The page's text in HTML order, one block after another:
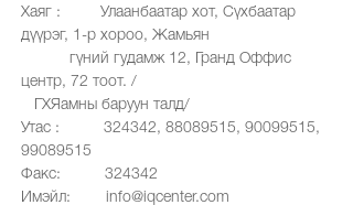
Хаяг : Улаанбаатар хот, Сүхбаатар
дүүрэг, 1-р хороо, Жамьян
гүний гудамж 12, Гранд Оффис
центр, 72 тоот. /
ГХЯамны баруун талд/
Утас : 324342, 88089515, 90099515,
99089515
Факс: 324342
Имэйл: info@iqcenter.com